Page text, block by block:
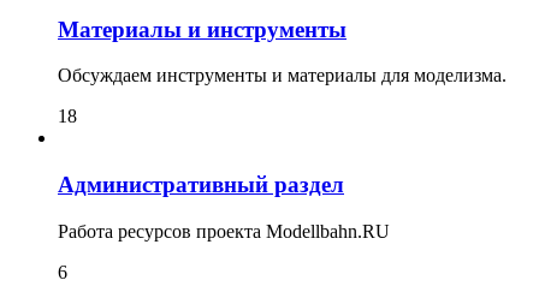
Материалы и инструменты
Обсуждаем инструменты и материалы для моделизма.
18
Административный раздел
Работа ресурсов проекта Modellbahn.RU
6